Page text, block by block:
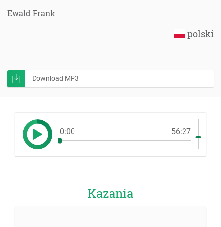
Ewald Frank
polski
Download MP3
0:00 56:27
Kazania